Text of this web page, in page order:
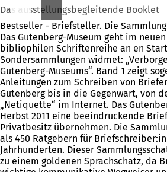
Das ausstellungsbegleitende Booklet
Bestseller - Briefsteller. Die
Das Gutenberg-Museum geht im
bibliophilen Schriftenreihe an en
Sondersammlungen widmet:
Gutenberg-Museums“. Band 1 zeigt
Anleitungen zum Schreiben von
Gutenberg bis in die Gegenwart, von
„Netiquette“ im Internet. Das
Herbst 2011 eine beeindruckende
Privatbesitz übernehmen. Die
als 450 Ratgebern für
Jahrhunderten. Dieser
zu einem goldenen Sprachschatz, da